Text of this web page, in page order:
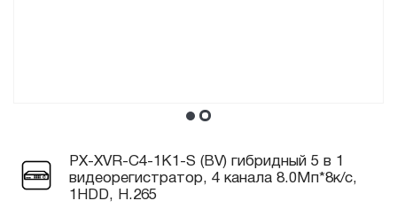
PX-XVR-C4-1K1-S (BV) гибридный 5 в 1
видеорегистратор, 4 канала 8.0Мп*8к/с,
1HDD, H.265